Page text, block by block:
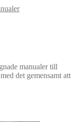
manualer till
det gemensamt att